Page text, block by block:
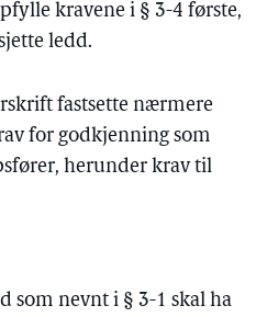
kravene i § 3-4 første,
ledd.
fastsette nærmere
for godkjenning som
herunder krav til
som nevnt i § 3-1 skal ha